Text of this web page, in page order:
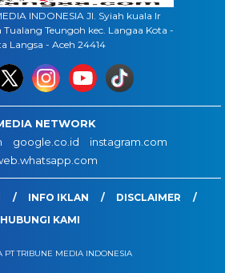
INDONESIA Jl. Syiah kuala lr
Tualang Teungoh kec. Langaa Kota -
Langsa - Aceh 24414
NETWORK
google.co.id
instagram.com
INFO IKLAN
DISCLAIMER
HUBUNGI KAMI
PT TRIBUNE MEDIA INDONESIA